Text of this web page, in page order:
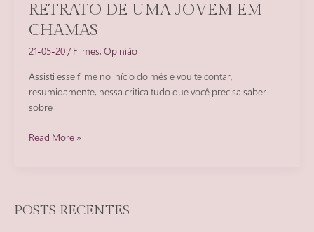
RETRATO DE UMA JOVEM EM
CHAMAS
21-05-20 /Filmes, Opinião
Assisti esse filme no início do mês e vou te contar,
resumidamente, nessa critica tudo que você precisa saber
sobre
Onde
Retrato
Read More »
POSTS RECENTES